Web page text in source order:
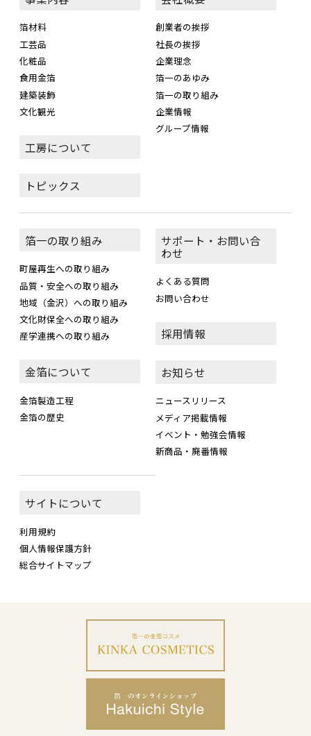
箔材料
工芸品
化粧品
食用金箔
建築装飾
文化観光
工房について
トピックス
創業者の挨拶
社長の挨拶
企業理念
箔一のあゆみ
箔一の取り組み
企業情報
グループ情報
箔一の取り組み
町屋再生への取り組み
品質・安全への取り組み
地域（金沢）への取り組み
文化財保全への取り組み
産学連携への取り組み
金箔について
金箔製造工程
金箔の歴史
サポート・お問い合
わせ
よくある質問
お問い合わせ
採用情報
お知らせ
ニュースリリース
メディア掲載情報
イベント・勉強会情報
新商品・廃番情報
サイトについて
利用規約
個人情報保護方針
総合サイトマップ